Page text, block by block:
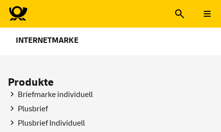
INTERNETMARKE
Produkte
Briefmarke individuell
Plusbrief
Plusbrief Individuell